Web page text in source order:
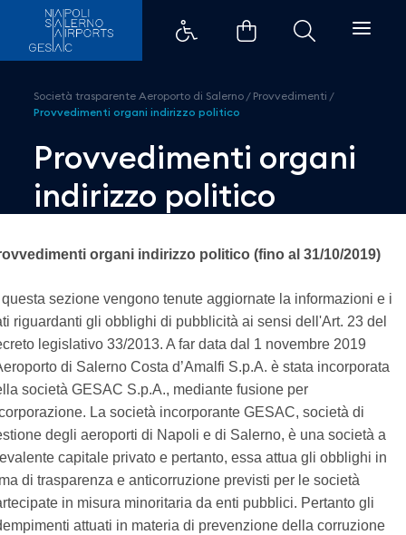
Provvedimenti organi
Società trasparente Aeroporto di Salerno / Provvedimenti /
Provvedimenti organi indirizzo politico
Provvedimenti organi
indirizzo politico
organi indirizzo politico (fino al 31/10/2019)
sezione vengono tenute aggiornate la informazioni e i
riguardanti gli obblighi di pubblicità ai sensi dell'Art. 23 del
legislativo 33/2013. A far data dal 1 novembre 2019
di Salerno Costa d’Amalfi S.p.A. è stata incorporata
società GESAC S.p.A., mediante fusione per
La società incorporante GESAC, società di
degli aeroporti di Napoli e di Salerno, è una società a
capitale privato e pertanto, essa attua gli obblighi in
di trasparenza e anticorruzione previsti per le società
in misura minoritaria da enti pubblici. Pertanto gli
attuati in materia di prevenzione della corruzione